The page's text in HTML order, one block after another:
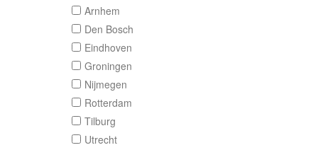
Huurflits
Verstuur je bericht
Door een bericht te sturen kom je in contact met de
aanbieder of makelaar van de woning.
Arnhem
Den Bosch
Eindhoven
Groningen
Nijmegen
Rotterdam
Tilburg
Utrecht